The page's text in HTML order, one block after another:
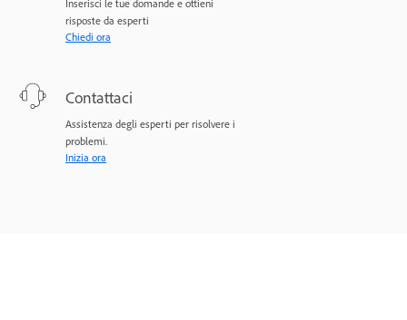
Inserisci le tue domande e ottieni
risposte da esperti
Chiedi ora
Contattaci
Assistenza degli esperti per risolvere i
problemi.
Inizia ora